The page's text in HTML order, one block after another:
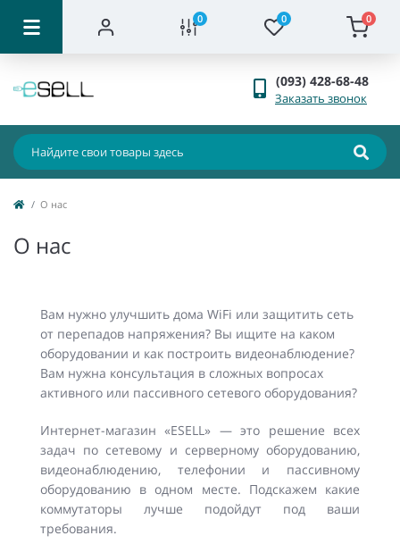
0 0 0
(093) 428-68-48
Заказать звонок
О нас
О нас
Вам нужно улучшить дома WiFi или защитить сеть
от перепадов напряжения? Вы ищите на каком
оборудовании и как построить видеонаблюдение?
Вам нужна консультация в сложных вопросах
активного или пассивного сетевого оборудования?
Интернет-магазин «ESELL» — это решение всех
задач по сетевому и серверному оборудованию,
видеонаблюдению, телефонии и пассивному
оборудованию в одном месте. Подскажем какие
коммутаторы лучше подойдут под ваши
требования.